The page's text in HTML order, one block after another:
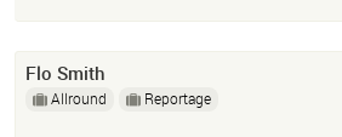
Flo Smith
Allround Reportage